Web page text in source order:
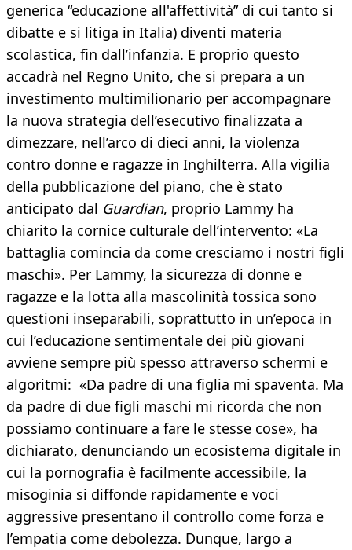
generica “educazione all'affettività” di cui tanto si
dibatte e si litiga in Italia) diventi materia
scolastica, fin dall’infanzia. E proprio questo
accadrà nel Regno Unito, che si prepara a un
investimento multimilionario per accompagnare
la nuova strategia dell’esecutivo finalizzata a
dimezzare, nell’arco di dieci anni, la violenza
contro donne e ragazze in Inghilterra. Alla vigilia
della pubblicazione del piano, che è stato
anticipato dal Guardian, proprio Lammy ha
chiarito la cornice culturale dell’intervento: «La
battaglia comincia da come cresciamo i nostri figli
maschi». Per Lammy, la sicurezza di donne e
ragazze e la lotta alla mascolinità tossica sono
questioni inseparabili, soprattutto in un’epoca in
cui l’educazione sentimentale dei più giovani
avviene sempre più spesso attraverso schermi e
algoritmi: «Da padre di una figlia mi spaventa. Ma
da padre di due figli maschi mi ricorda che non
possiamo continuare a fare le stesse cose», ha
dichiarato, denunciando un ecosistema digitale in
cui la pornografia è facilmente accessibile, la
misoginia si diffonde rapidamente e voci
aggressive presentano il controllo come forza e
l’empatia come debolezza. Dunque, largo a